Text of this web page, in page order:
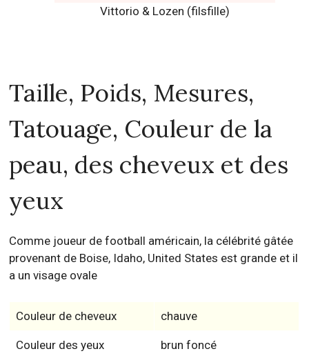
Vittorio & Lozen (filsfille)
Taille, Poids, Mesures,
Tatouage, Couleur de la
peau, des cheveux et des
yeux
Comme joueur de football américain, la célébrité gâtée
provenant de Boise, Idaho, United States est grande et il
a un visage ovale
Couleur de cheveux chauve
Couleur des yeux brun foncé